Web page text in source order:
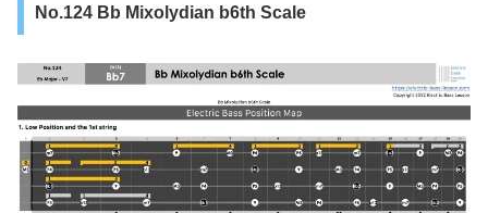
No.124 Bb Mixolydian b6th Scale